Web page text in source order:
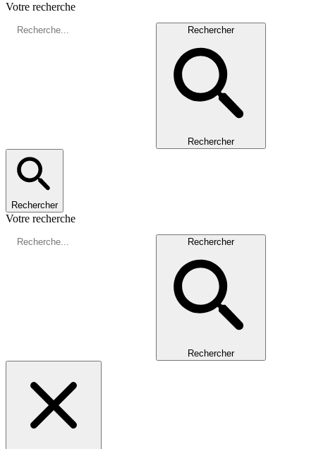
Votre recherche
Rechercher
Rechercher
Rechercher
Votre recherche
Rechercher
Rechercher